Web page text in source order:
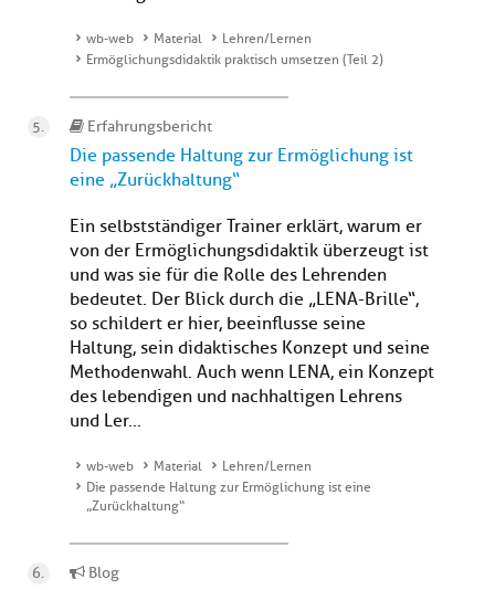
wb-web Material
Lehren/Lernen
Ermöglichungsdidaktik praktisch umsetzen (Teil 2)
Erfahrungsbericht
Die passende Haltung zur Ermöglichung ist
eine „Zurückhaltung“
Ein selbstständiger Trainer erklärt, warum er
von der Ermöglichungsdidaktik überzeugt ist
und was sie für die Rolle des Lehrenden
bedeutet. Der Blick durch die „LENA-Brille“,
so schildert er hier, beeinflusse seine
Haltung, sein didaktisches Konzept und seine
Methodenwahl. Auch wenn LENA, ein Konzept
des lebendigen und nachhaltigen Lehrens
und Ler...
wb-web Material
Lehren/Lernen
Die passende Haltung zur Ermöglichung ist eine
„Zurückhaltung“
Blog